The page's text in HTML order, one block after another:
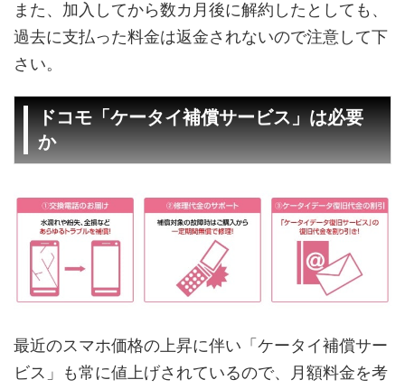
また、加入してから数カ月後に解約したとしても、
過去に支払った料金は返金されないので注意して下
さい。
ドコモ「ケータイ補償サービス」は必要
か
最近のスマホ価格の上昇に伴い「ケータイ補償サー
ビス」も常に値上げされているので、月額料金を考